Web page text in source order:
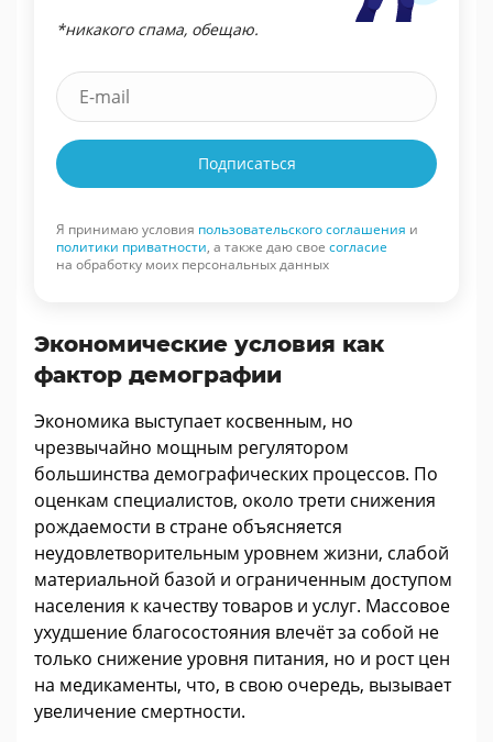
*никакого спама, обещаю.
Подписаться
Я принимаю условия пользовательского соглашения и
политики приватности, а также даю свое согласие
на обработку моих персональных данных
Экономические условия как
фактор демографии
Экономика выступает косвенным, но
чрезвычайно мощным регулятором
большинства демографических процессов. По
оценкам специалистов, около трети снижения
рождаемости в стране объясняется
неудовлетворительным уровнем жизни, слабой
материальной базой и ограниченным доступом
населения к качеству товаров и услуг. Массовое
ухудшение благосостояния влечёт за собой не
только снижение уровня питания, но и рост цен
на медикаменты, что, в свою очередь, вызывает
увеличение смертности.